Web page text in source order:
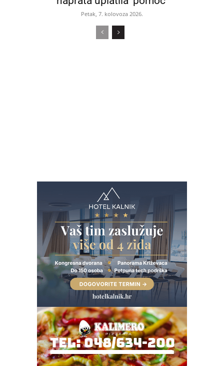
Petak, 7. kolovoza 2026.